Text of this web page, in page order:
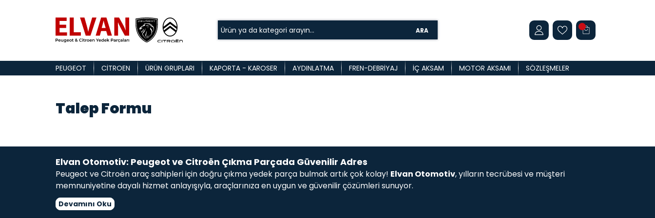
ARA
PEUGEOT CITROEN ÜRÜN GRUPLARI KAPORTA - KAROSER AYDINLATMA FREN-DEBRIYAJ İÇ AKSAM MOTOR AKSAMI SÖZLEŞMELER
Talep Formu
Elvan Otomotiv: Peugeot ve Citroën Çıkma Parçada Güvenilir Adres
Peugeot ve Citroën araç sahipleri için doğru çıkma yedek parça bulmak artık çok kolay! Elvan Otomotiv, yılların tecrübesi ve müşteri
memnuniyetine dayalı hizmet anlayışıyla, araçlarınıza en uygun ve güvenilir çözümleri sunuyor.
Kaporta ve karoser parçalarından motor aksamına, fren ve debriyaj sistemlerinden jant ve lastiklere kadar geniş ürün yelpazemizle
hizmetinizdeyiz. İster far, stop lambası gibi aydınlatma ekipmanları arayın, ister ateşleme sistemi gibi teknik parçalar... İhtiyacınız olan her şeyi
Devamını Oku